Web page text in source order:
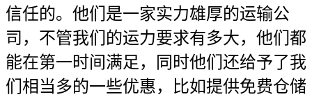
信任的。他们是一家实力雄厚的运输公
司，不管我们的运力要求有多大，他们都
能在第一时间满足，同时他们还给予了我
们相当多的一些优惠，比如提供免费仓储